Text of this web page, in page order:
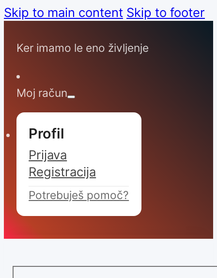
Skip to main content Skip to footer
Ker imamo le eno življenje
Moj račun
Profil
Prijava
Registracija
Potrebuješ pomoč?